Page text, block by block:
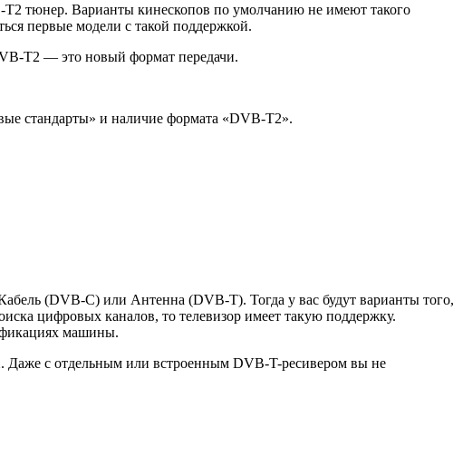
T2 тюнер. Варианты кинескопов по умолчанию не имеют такого
первые модели с такой поддержкой.
T2 — это новый формат передачи.
стандарты» и наличие формата «DVB-T2».
(DVB-C) или Антенна (DVB-T). Тогда у вас будут варианты того,
цифровых каналов, то телевизор имеет такую поддержку.
машины.
Даже с отдельным или встроенным DVB-T-ресивером вы не